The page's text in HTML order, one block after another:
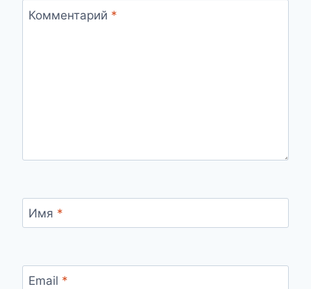
Комментарий *
Имя *
Email *